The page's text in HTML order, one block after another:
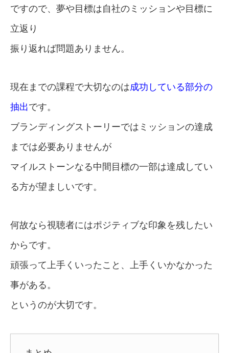
ですので、夢や目標は自社のミッションや目標に
立返り
振り返れば問題ありません。
現在までの課程で大切なのは成功している部分の
抽出です。
ブランディングストーリーではミッションの達成
までは必要ありませんが
マイルストーンなる中間目標の一部は達成してい
る方が望ましいです。
何故なら視聴者にはポジティブな印象を残したい
からです。
頑張って上手くいったこと、上手くいかなかった
事がある。
というのが大切です。